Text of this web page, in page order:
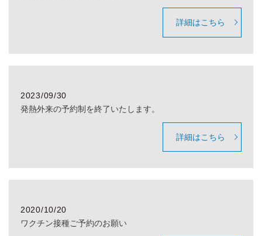
詳細はこちら
2023/09/30
発熱外来の予約制を終了いたします。
詳細はこちら
2020/10/20
ワクチン接種ご予約のお願い